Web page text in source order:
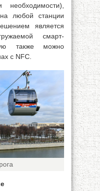
любой станции
является
смарт-
также можно
с NFC.